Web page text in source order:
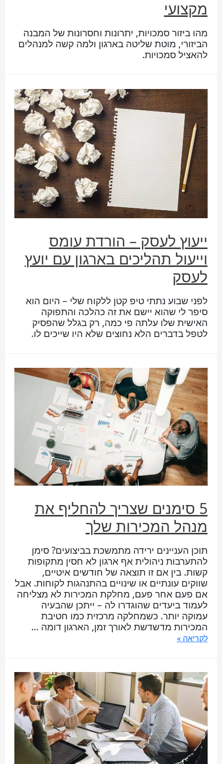
מקצועי
מהו ביזור סמכויות, יתרונות וחסרונות של המבנה
הביזורי, מוטת שליטה בארגון ולמה קשה למנהלים
להאציל סמכויות.
ייעוץ לעסק – הורדת עומס
וייעול תהליכים בארגון עם יועץ
לעסק
לפני שבוע נתתי טיפ קטן ללקוח שלי – היום הוא
סיפר לי שהוא יישם את זה כהלכה והתפוקה
האישית שלו עלתה פי כמה, רק בגלל שהפסיק
לטפל בדברים הלא נחוצים שלא היו שייכים לו.
5 סימנים שצריך להחליף את
מנהל המכירות שלך
תוכן העניינים ירידה מתמשכת בביצועים? סימן
להתערבות ניהולית אף ארגון לא חסין מתקופות
קשות. בין אם זו תוצאה של חודשים איטיים,
שווקים עונתיים או שינויים בהתנהגות לקוחות. אבל
אם פעם אחר פעם, מחלקת המכירות לא מצליחה
לעמוד ביעדים שהוגדרו לה – ייתכן שהבעיה
עמוקה יותר. כשמחלקה מרכזית כמו חטיבת
המכירות מדשדשת לאורך זמן, הארגון דומה …
לקריאה »